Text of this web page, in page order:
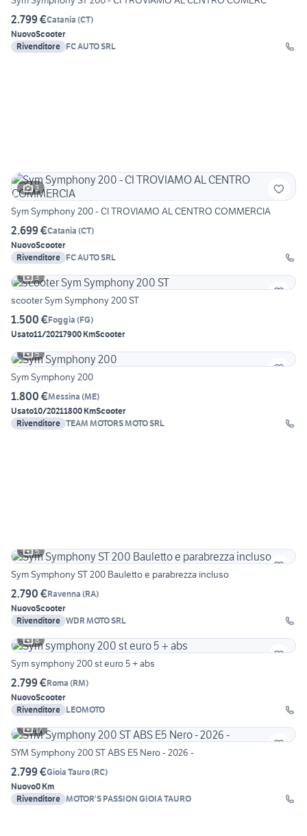
2.799 €Catania (CT)
NuovoScooter
Rivenditore FC AUTO SRL
3
Sym Symphony 200 - CI TROVIAMO AL CENTRO COMMERCIA
2.699 €Catania (CT)
NuovoScooter
Rivenditore FC AUTO SRL
3
scooter Sym Symphony 200 ST
1.500 €Foggia (FG)
Usato11/20217900 KmScooter
5
Sym Symphony 200
1.800 €Messina (ME)
Usato10/20211800 KmScooter
Rivenditore TEAM MOTORS MOTO SRL
5
Sym Symphony ST 200 Bauletto e parabrezza incluso
2.790 €Ravenna (RA)
NuovoScooter
Rivenditore WDR MOTO SRL
8
Sym symphony 200 st euro 5 + abs
2.799 €Roma (RM)
NuovoScooter
Rivenditore LEOMOTO
17
SYM Symphony 200 ST ABS E5 Nero - 2026 -
2.799 €Gioia Tauro(RC)
Nuovo0 Km
Rivenditore MOTOR'S PASSION GIOIA TAURO